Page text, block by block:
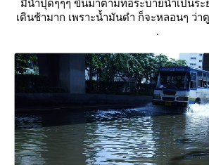
มีน้ำปุดๆๆๆ ขึ้นมาตามท่อระบายน้ำเป็นร
เดินช้ามาก เพราะน้ำมันดำ ก็จะหลอนๆ ว่
.